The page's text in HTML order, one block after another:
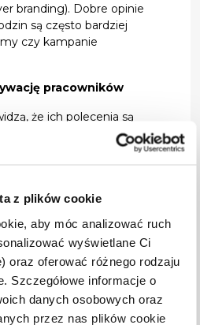
z plików cookie
aby móc analizować ruch
wyświetlane Ci
oraz oferować różnego rodzaju
Szczegółowe informacje o
danych osobowych oraz
przez nas plików cookie
branding). Dobre opinie
są często bardziej
czy kampanie
pracowników
że ich polecenia są
strony brak systemów
firmy promujące
stabilne środowisko
często lepiej
i dłużej pozostają w
na niższą rotację.